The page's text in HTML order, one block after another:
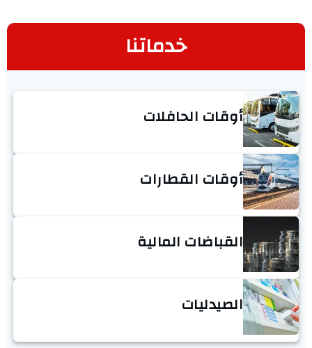
خدماتنا
أوقات الحافلات
أوقات القطارات
القباضات المالية
الصيدليات